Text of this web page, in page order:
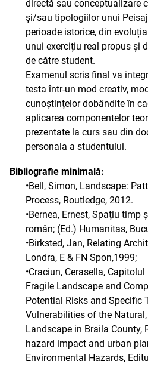
directă sau conceptualizare
și/sau tipologiilor unui
perioade istorice, din
unui exercițiu real propus și
de către student.
Examenul scris final va
testa într-un mod creativ,
cunoștințelor dobândite în
aplicarea componentelor
prezentate la curs sau din
personala a studentului.
Bibliografie minimală:
•Bell, Simon, Landscape:
Process, Routledge, 2012.
•Bernea, Ernest, Spațiu
român; (Ed.) Humanitas,
•Birksted, Jan, Relating
Londra, E & FN Spon,1999;
•Craciun, Cerasella,
Fragile Landscape and
Potential Risks and Specific
Vulnerabilities of the
Landscape in Braila County,
hazard impact and urban
Environmental Hazards,